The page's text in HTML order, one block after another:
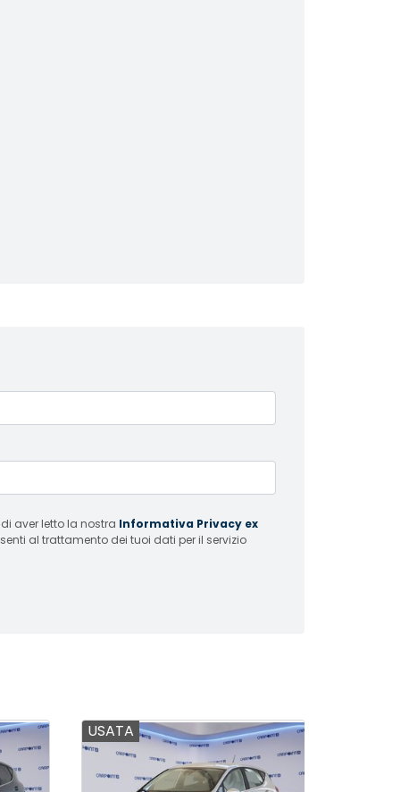
aver letto la nostra Informativa Privacy ex
al trattamento dei tuoi dati per il servizio
USATA